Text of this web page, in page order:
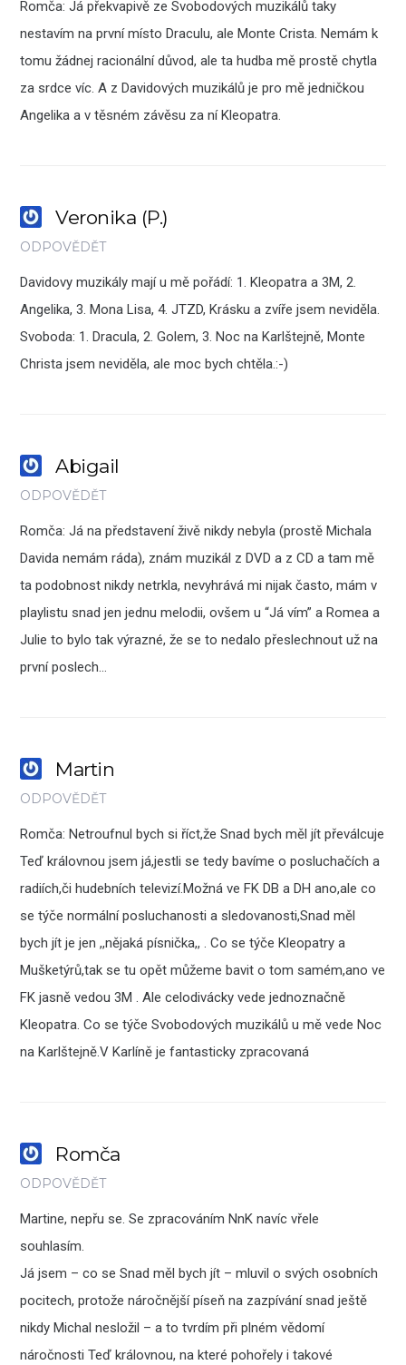
Romča: Já překvapivě ze Svobodových muzikálů taky
nestavím na první místo Draculu, ale Monte Crista. Nemám k
tomu žádnej racionální důvod, ale ta hudba mě prostě chytla
za srdce víc. A z Davidových muzikálů je pro mě jedničkou
Angelika a v těsném závěsu za ní Kleopatra.
Veronika (P.)
ODPOVĚDĚT
Davidovy muzikály mají u mě pořádí: 1. Kleopatra a 3M, 2.
Angelika, 3. Mona Lisa, 4. JTZD, Krásku a zvíře jsem neviděla.
Svoboda: 1. Dracula, 2. Golem, 3. Noc na Karlštejně, Monte
Christa jsem neviděla, ale moc bych chtěla.:-)
Abigail
ODPOVĚDĚT
Romča: Já na představení živě nikdy nebyla (prostě Michala
Davida nemám ráda), znám muzikál z DVD a z CD a tam mě
ta podobnost nikdy netrkla, nevyhrává mi nijak často, mám v
playlistu snad jen jednu melodii, ovšem u “Já vím” a Romea a
Julie to bylo tak výrazné, že se to nedalo přeslechnout už na
první poslech…
Martin
ODPOVĚDĚT
Romča: Netroufnul bych si říct,že Snad bych měl jít převálcuje
Teď královnou jsem já,jestli se tedy bavíme o posluchačích a
radiích,či hudebních televizí.Možná ve FK DB a DH ano,ale co
se týče normální posluchanosti a sledovanosti,Snad měl
bych jít je jen ,,nějaká písnička,, . Co se týče Kleopatry a
Mušketýrů,tak se tu opět můžeme bavit o tom samém,ano ve
FK jasně vedou 3M . Ale celodivácky vede jednoznačně
Kleopatra. Co se týče Svobodových muzikálů u mě vede Noc
na Karlštejně.V Karlíně je fantasticky zpracovaná
Romča
ODPOVĚDĚT
Martine, nepřu se. Se zpracováním NnK navíc vřele
souhlasím.
Já jsem – co se Snad měl bych jít – mluvil o svých osobních
pocitech, protože náročnější píseň na zazpívání snad ještě
nikdy Michal nesložil – a to tvrdím při plném vědomí
náročnosti Teď královnou, na které pohořely i takové